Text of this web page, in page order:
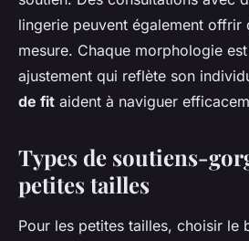
lingerie peuvent également offrir
mesure. Chaque morphologie
ajustement qui reflète son
de fit aident à naviguer
Types de soutiens-
petites tailles
Pour les petites tailles, choisir le